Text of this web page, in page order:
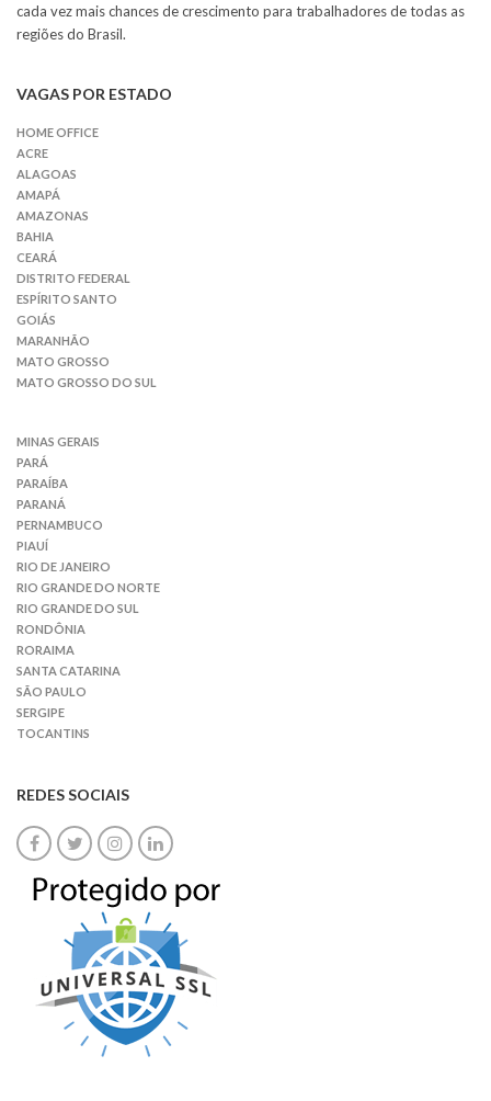
cada vez mais chances de crescimento para trabalhadores de todas as
regiões do Brasil.
VAGAS POR ESTADO
HOME OFFICE
ACRE
ALAGOAS
AMAPÁ
AMAZONAS
BAHIA
CEARÁ
DISTRITO FEDERAL
ESPÍRITO SANTO
GOIÁS
MARANHÃO
MATO GROSSO
MATO GROSSO DO SUL
MINAS GERAIS
PARÁ
PARAÍBA
PARANÁ
PERNAMBUCO
PIAUÍ
RIO DE JANEIRO
RIO GRANDE DO NORTE
RIO GRANDE DO SUL
RONDÔNIA
RORAIMA
SANTA CATARINA
SÃO PAULO
SERGIPE
TOCANTINS
REDES SOCIAIS